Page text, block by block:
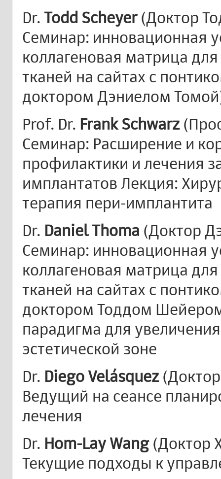
Dr. Todd Scheyer(Доктор
Семинар: инновационная
коллагеновая матрица
тканей на сайтах с
доктором Дэниелом
Prof. Dr. Frank Schwarz
Семинар: Расширение и
профилактики и лечения
имплантатов Лекция:
терапия пери-имплантита
Dr. Daniel Thoma (Доктор
Семинар: инновационная
коллагеновая матрица
тканей на сайтах с
доктором Тоддом
парадигма для
эстетической зоне
Dr. Diego Velásquez(Доктор
Ведущий на сеансе
лечения
Dr. Hom-Lay Wang(Доктор
Текущие подходы к